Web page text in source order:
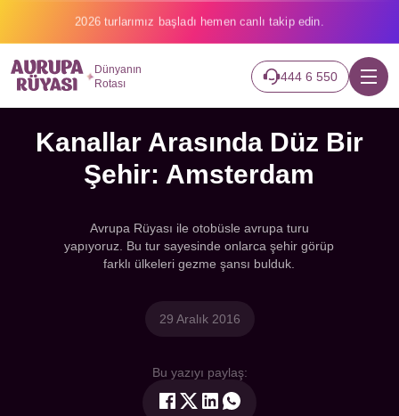
2026 turlarımız başladı hemen canlı takip edin.
Dünyanın
Rotası
444 6 550
Kanallar Arasında Düz Bir
Şehir: Amsterdam
Avrupa Rüyası ile otobüsle avrupa turu
yapıyoruz. Bu tur sayesinde onlarca şehir görüp
farklı ülkeleri gezme şansı bulduk.
29 Aralık 2016
Bu yazıyı paylaş: